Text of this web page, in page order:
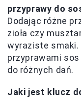
przyprawy do
Dodając różne
zioła czy
wyraziste smaki.
przyprawami
do różnych dań.
Jaki jest klucz